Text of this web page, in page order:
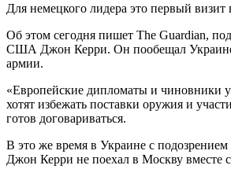
Для немецкого лидера это первый
Об этом сегодня пишет The Guardian,
США Джон Керри. Он пообещал Украине
армии.
«Европейские дипломаты и чиновники
хотят избежать поставки оружия и
готов договариваться.
В это же время в Украине с
Джон Керри не поехал в Москву вместе